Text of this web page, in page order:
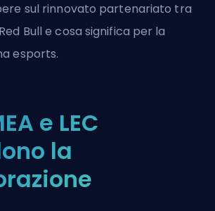
sul rinnovato partenariato tra
Bull e cosa significa per la
esports.
e LEC
la